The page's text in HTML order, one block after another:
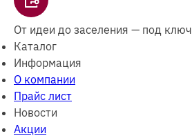
От идеи до заселения — под ключ
Каталог
Информация
О компании
Прайс лист
Новости
Акции